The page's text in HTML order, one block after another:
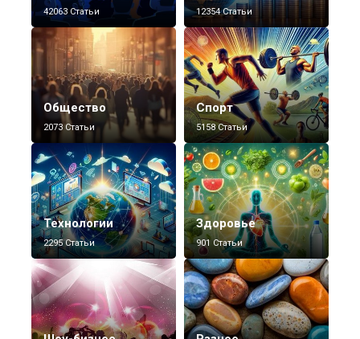
42063 Статьи 12354 Статьи
Общество
2073 Статьи
Спорт
5158 Статьи
Технологии
2295 Статьи
Здоровье
901 Статьи